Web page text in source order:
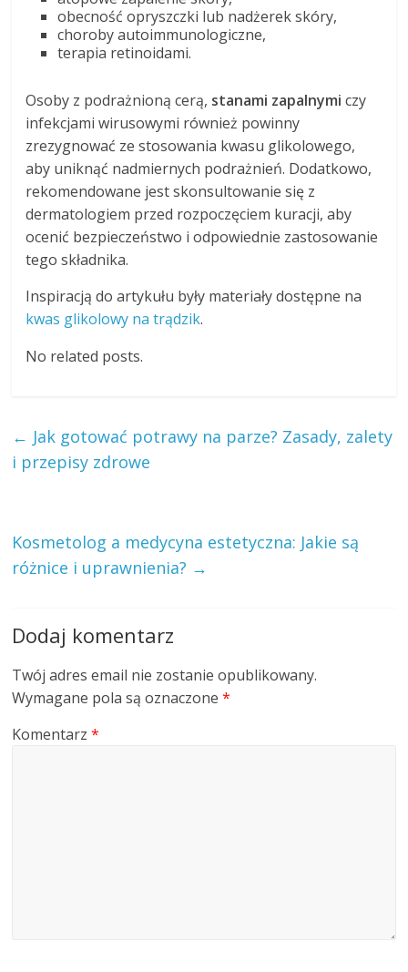
obecność opryszczki lub nadżerek skóry,
choroby autoimmunologiczne,
terapia retinoidami.
Osoby z podrażnioną cerą, stanami zapalnymi czy
infekcjami wirusowymi również powinny
zrezygnować ze stosowania kwasu glikolowego,
aby uniknąć nadmiernych podrażnień. Dodatkowo,
rekomendowane jest skonsultowanie się z
dermatologiem przed rozpoczęciem kuracji, aby
ocenić bezpieczeństwo i odpowiednie zastosowanie
tego składnika.
Inspiracją do artykułu były materiały dostępne na
kwas glikolowy na trądzik.
No related posts.
← Jak gotować potrawy na parze? Zasady, zalety
i przepisy zdrowe
Kosmetolog a medycyna estetyczna: Jakie są
różnice i uprawnienia? →
Dodaj komentarz
Twój adres email nie zostanie opublikowany.
Wymagane pola są oznaczone*
Komentarz*